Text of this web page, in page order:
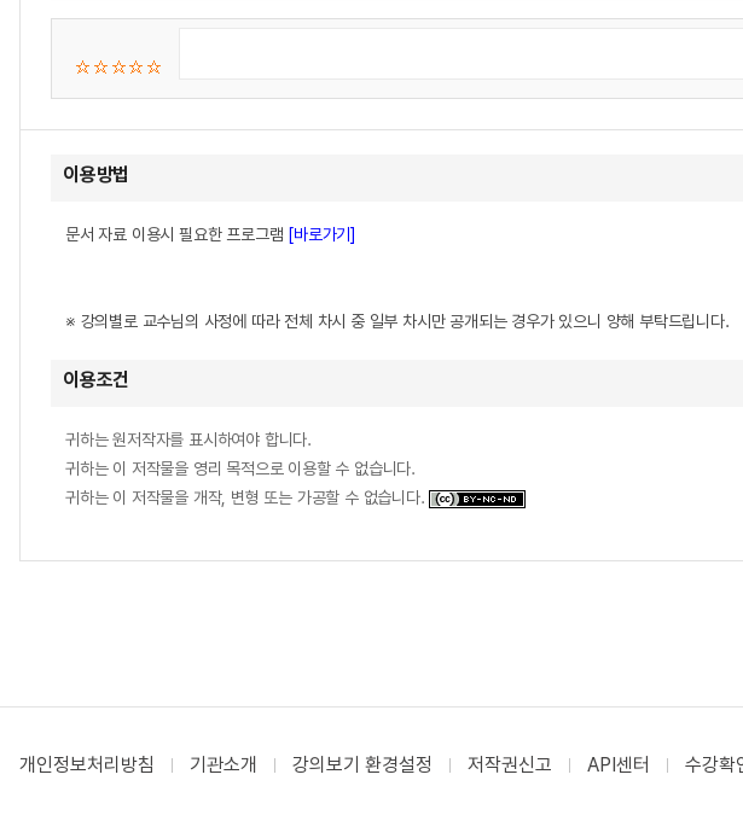
이용방법
문서 자료 이용시 필요한 프로그램 [바로가기]
※ 강의별로 교수님의 사정에 따라 전체 차시 중 일부 차시만 공개되는 경우가 있으니 양해 부탁드립니다.
이용조건
귀하는 원저작자를 표시하여야 합니다.
귀하는 이 저작물을 영리 목적으로 이용할 수 없습니다.
귀하는 이 저작물을 개작, 변형 또는 가공할 수 없습니다.
개인정보처리방침 기관소개 강의보기 환경설정 저작권신고 API센터 수강확